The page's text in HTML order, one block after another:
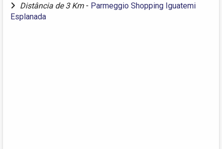
Distância de 3 Km - Parmeggio Shopping Iguatemi
Esplanada